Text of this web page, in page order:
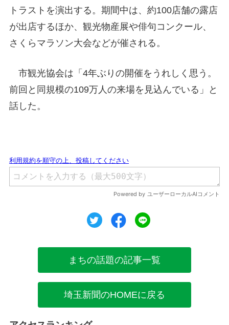
トラストを演出する。期間中は、約100店舗の露店
が出店するほか、観光物産展や俳句コンクール、
さくらマラソン大会などが催される。
市観光協会は「4年ぶりの開催をうれしく思う。
前回と同規模の109万人の来場を見込んでいる」と
話した。
ツイートシェア
まちの話題の記事一覧
埼玉新聞のHOMEに戻る